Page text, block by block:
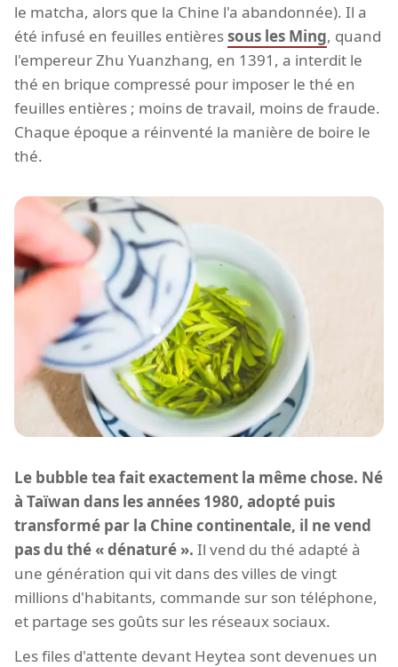
le matcha, alors que la Chine l'a abandonnée). Il a
été infusé en feuilles entièressous les Ming, quand
l'empereur Zhu Yuanzhang, en 1391, a interdit le
thé en brique compressé pour imposer le thé en
feuilles entières ; moins de travail, moins de fraude.
Chaque époque a réinventé la manière de boire le
thé.
Le bubble tea fait exactement la même chose. Né
à Taïwan dans les années 1980, adopté puis
transformé par la Chine continentale, il ne vend
pas du thé « dénaturé ». Il vend du thé adapté à
une génération qui vit dans des villes de vingt
millions d'habitants, commande sur son téléphone,
et partage ses goûts sur les réseaux sociaux.
Les files d'attente devant Heytea sont devenues un